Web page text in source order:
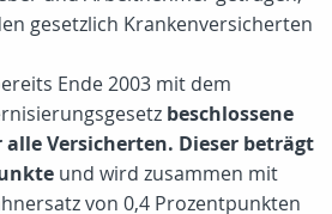
gesetzlich Krankenversicherten
Ende 2003 mit dem
beschlossene
Versicherten. Dieser beträgt
und wird zusammen mit
von 0,4 Prozentpunkten